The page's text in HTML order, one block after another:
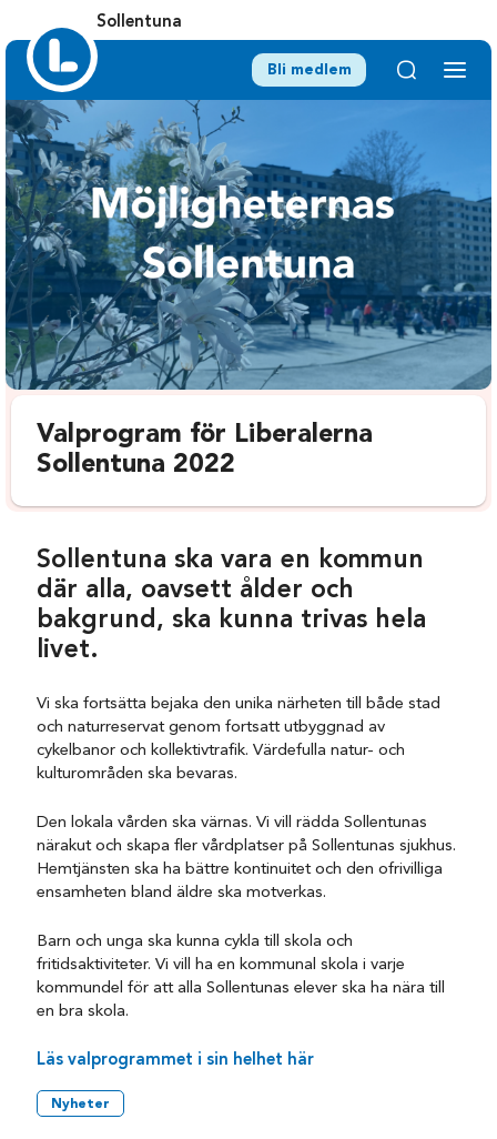
Sollentuna
Bli medlem
Valprogram för Liberalerna
Sollentuna 2022
Sollentuna ska vara en kommun
där alla, oavsett ålder och
bakgrund, ska kunna trivas hela
livet.
Vi ska fortsätta bejaka den unika närheten till både stad
och naturreservat genom fortsatt utbyggnad av
cykelbanor och kollektivtrafik. Värdefulla natur- och
kulturområden ska bevaras.
Den lokala vården ska värnas. Vi vill rädda Sollentunas
närakut och skapa fler vårdplatser på Sollentunas sjukhus.
Hemtjänsten ska ha bättre kontinuitet och den ofrivilliga
ensamheten bland äldre ska motverkas.
Barn och unga ska kunna cykla till skola och
fritidsaktiviteter. Vi vill ha en kommunal skola i varje
kommundel för att alla Sollentunas elever ska ha nära till
en bra skola.
Läs valprogrammet i sin helhet här
Nyheter